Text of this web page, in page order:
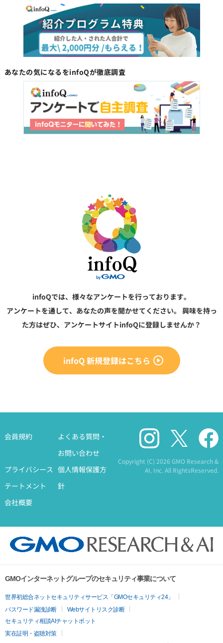
あなたの気になるをinfoQが徹底調査
infoQでは、様々なアンケートを行っております。
アンケートを通して、あなたの声を聞かせてください。 興味を持っ
た方はぜひ、アンケートサイトinfoQに登録しませんか？
infoQ 新規登録はこちら
会員規約
よくある質問・
お問い合わせ
プライバシース
テートメント
個人情報保護方
針
会社概要
Copyright (C)2026 GMO Research &
AI, Inc. All RightsReserved.
GMOインターネットグループのセキュリティ事業について
世界初総合ネットセキュリティサービス「GMOセキュリティ24」
パスワード漏洩診断
Webサイトリスク診断
セキュリティ相談AIチャットボット
実在証明・盗聴対策